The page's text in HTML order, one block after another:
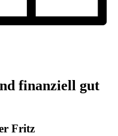
finanziell gut
Fritz